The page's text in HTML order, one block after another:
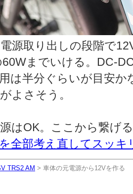
源取り出しの段階で
までいける。DC-
は半分ぐらいが目安か
よさそう。
はOK。ここから繋げ
全部考え直してスッキ
TRS2 AM > 車体の元電源から12Vを作る